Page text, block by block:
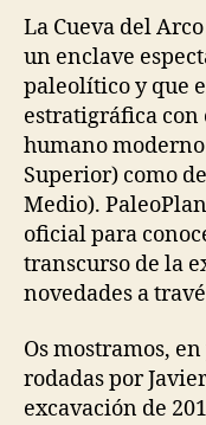
La Cueva del
un enclave
paleolítico y que
estratigráfica con
humano
Superior) como
Medio).
oficial para
transcurso de la
novedades a
Os mostramos,
rodadas por
excavación de